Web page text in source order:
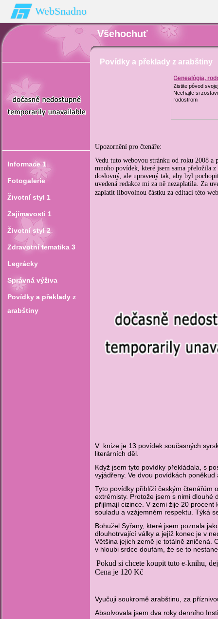
WebSnadno
Všehochuť
Informace 1
Fotogalerie
Životní styl 1
Zajímavosti 1
Životní styl 2
Zdravotní tematika 3
Legrácky
Správná výživa
Povídky a překlady z
arabštiny
Povídky a překlady z arabštiny
Genealógia,
Zistite pôvod
Nechajte si
rodostrom
Upozornění pro čtenáře:
Vedu tuto webovou stránku od roku 2008
mnoho povídek, které jsem sama přeložila
doslovný, ale upravený tak, aby byl
uvedená redakce mi za ně nezaplatila. Za
zaplatit libovolnou částku za editaci této
V knize je 13 povídek současných
literárních děl.
Když jsem tyto povídky překládala, s
vyjádřeny. Ve dvou povídkách
Tyto povídky přiblíží českým čtenářům
extrémisty. Protože jsem s nimi dlouhé
přijímají cizince. V zemi žije 20
souladu a vzájemném respektu. Týká
Bohužel Syřany, které jsem poznala
dlouhotrvající války a jejíž konec je v
Většina jejich země je totálně zničená.
v hloubi srdce doufám, že se to nestane
Pokud si chcete koupit tuto e-knihu,
Cena je 120 Kč
Vyučuji soukromě arabštinu, za
Absolvovala jsem dva roky denního